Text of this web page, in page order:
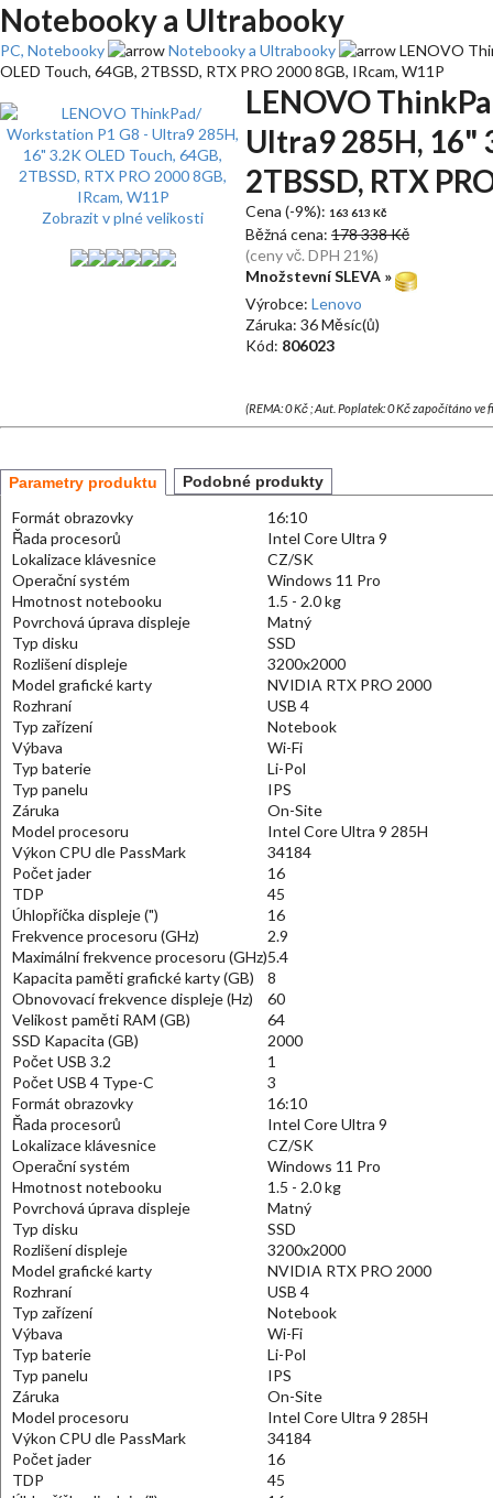
Notebooky a Ultrabooky
PC, Notebooky Notebooky a Ultrabooky
LENOVO
OLED Touch, 64GB, 2TBSSD, RTX PRO 2000 8GB, IRcam, W11P
Zobrazit v plné velikosti
LENOVO
Ultra9 285H, 16"
2TBSSD, RTX
Cena (-9%): 163 613 Kč
Běžná cena: 178 338 Kč
(ceny vč. DPH 21%)
Množstevní SLEVA »
Výrobce: Lenovo
Záruka: 36 Měsíc(ů)
Kód: 806023
(REMA: 0 Kč ; Aut. Poplatek: 0 Kč započítáno
Parametry produktu Podobné produkty
Formát obrazovky
16:10
Řada procesorů
Intel Core Ultra 9
Lokalizace klávesnice
CZ/SK
Operační systém
Windows 11 Pro
Hmotnost notebooku
1.5 - 2.0 kg
Povrchová úprava displeje
Matný
Typ disku
SSD
Rozlišení displeje
3200x2000
Model grafické karty
NVIDIA RTX PRO 2000
Rozhraní
USB 4
Typ zařízení
Notebook
Výbava
Wi-Fi
Typ baterie
Li-Pol
Typ panelu
IPS
Záruka
On-Site
Model procesoru
Intel Core Ultra 9 285H
Výkon CPU dle PassMark
34184
Počet jader
16
TDP
45
Úhlopříčka displeje (")
16
Frekvence procesoru (GHz)
2.9
Maximální frekvence procesoru (GHz)5.4
Kapacita paměti grafické karty (GB)
8
Obnovovací frekvence displeje (Hz)
60
Velikost paměti RAM (GB)
64
SSD Kapacita (GB)
2000
Počet USB 3.2
1
Počet USB 4 Type-C
3
Formát obrazovky
16:10
Řada procesorů
Intel Core Ultra 9
Lokalizace klávesnice
CZ/SK
Operační systém
Windows 11 Pro
Hmotnost notebooku
1.5 - 2.0 kg
Povrchová úprava displeje
Matný
Typ disku
SSD
Rozlišení displeje
3200x2000
Model grafické karty
NVIDIA RTX PRO 2000
Rozhraní
USB 4
Typ zařízení
Notebook
Výbava
Wi-Fi
Typ baterie
Li-Pol
Typ panelu
IPS
Záruka
On-Site
Model procesoru
Intel Core Ultra 9 285H
Výkon CPU dle PassMark
34184
Počet jader
16
TDP
45